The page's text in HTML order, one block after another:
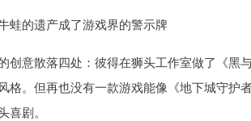
蛙的遗产成了游戏界的警示牌
创意散落四处：彼得在狮头工作室做了《黑
格。但再也没有一款游戏能像《地下城守
喜剧。